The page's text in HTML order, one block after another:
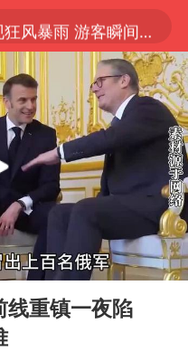
隔20米开高仿奶茶店被判赔35万元
新疆景区自驾服务费改为按车收费
司收到美国关税退款
视频丨中国东方电气集团原党组副书记、董事宋致远被查
：哈尔滨vs通辽
火灾或由烟头引起
面袭击贯穿浙江
00:59
线重镇一夜陷